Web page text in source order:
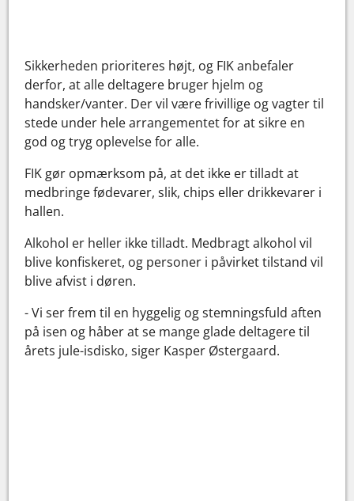
Sikkerheden prioriteres højt, og FIK anbefaler
derfor, at alle deltagere bruger hjelm og
handsker/vanter. Der vil være frivillige og vagter til
stede under hele arrangementet for at sikre en
god og tryg oplevelse for alle.
FIK gør opmærksom på, at det ikke er tilladt at
medbringe fødevarer, slik, chips eller drikkevarer i
hallen.
Alkohol er heller ikke tilladt. Medbragt alkohol vil
blive konfiskeret, og personer i påvirket tilstand vil
blive afvist i døren.
- Vi ser frem til en hyggelig og stemningsfuld aften
på isen og håber at se mange glade deltagere til
årets jule-isdisko, siger Kasper Østergaard.